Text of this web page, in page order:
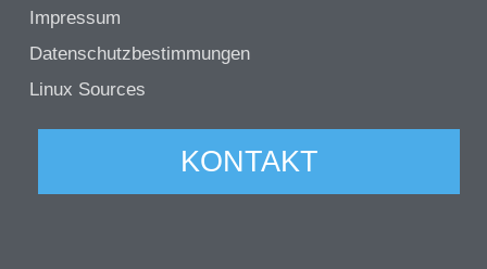
Impressum
Datenschutzbestimmungen
Linux Sources
KONTAKT